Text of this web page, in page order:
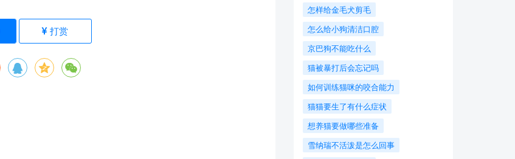
打赏
怎样给金毛犬剪毛
怎么给小狗清洁口腔
京巴狗不能吃什么
猫被暴打后会忘记吗
如何训练猫咪的咬合能力
猫猫要生了有什么症状
想养猫要做哪些准备
​雪纳瑞不活泼是怎么回事